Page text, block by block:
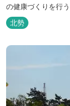
の健康づくりを行
年４月２日にグランドオープ
ビーチ特集はこち
北勢